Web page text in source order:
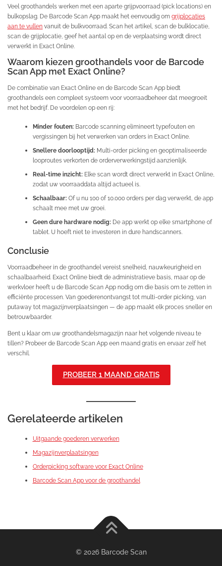
Veel groothandels werken met een aparte grijpvoorraad (pick locations) en
bulkopslag. De Barcode Scan App maakt het eenvoudig om grijplocaties
aan te vullen vanuit de bulkvoorraad. Scan het artikel, scan de bulklocatie,
scan de grijplocatie, geef het aantal op en de verplaatsing wordt direct
verwerkt in Exact Online.
Waarom kiezen groothandels voor de Barcode
Scan App met Exact Online?
De combinatie van Exact Online en de Barcode Scan App biedt
groothandels een compleet systeem voor voorraadbeheer dat meegroeit
met het bedrijf. De voordelen op een rij:
Minder fouten:Barcode scanning elimineert typefouten en
vergissingen bij het verwerken van orders in Exact Online.
Snellere doorlooptijd:Multi-order picking en geoptimaliseerde
looproutes verkorten de orderverwerkingstijd aanzienlijk.
Real-time inzicht:Elke scan wordt direct verwerkt in Exact Online,
zodat uw voorraaddata altijd actueel is.
Schaalbaar:Of u nu 100 of 10.000 orders per dag verwerkt, de app
schaalt mee met uw groei.
Geen dure hardware nodig:De app werkt op elke smartphone of
tablet. U hoeft niet te investeren in dure handscanners.
Conclusie
Voorraadbeheer in de groothandel vereist snelheid, nauwkeurigheid en
schaalbaarheid. Exact Online biedt de administratieve basis, maar op de
werkvloer heeft u de Barcode Scan App nodig om die basis om te zetten in
efficiënte processen. Van goederenontvangst tot multi-order picking, van
putaway tot magazijnverplaatsingen — de app maakt elk proces sneller en
betrouwbaarder.
Bent u klaar om uw groothandelsmagazijn naar het volgende niveau te
tillen? Probeer de Barcode Scan App een maand gratis en ervaar zelf het
verschil.
PROBEER 1 MAAND GRATIS
Gerelateerde artikelen
Uitgaande goederen verwerken
Magazijnverplaatsingen
Orderpicking software voor Exact Online
Barcode Scan App voor de groothandel
© 2026 Barcode Scan